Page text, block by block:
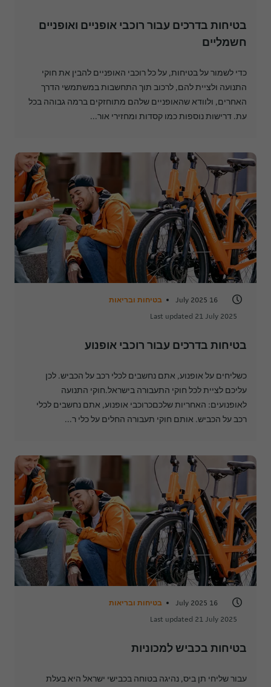
בטיחות בדרכים עבור רוכבי אופניים ואופניים
חשמליים
כדי לשמור על בטיחות, על כל רוכבי האופניים להבין את חוקי
התנועה ולציית להם, לרכוב תוך התחשבות במשתמשי הדרך
האחרים, ולוודא שהאופניים שלהם מתוחזקים ברמה גבוהה בכל
עת. דרישות נוספות כמו קסדות ומחזירי אור...
16 July 2025
בטיחות ובריאות
Last updated 21 July 2025
בטיחות בדרכים עבור רוכבי אופנוע
כשליחים על אופנוע, אתם נחשבים לכלי רכב על הכביש. לכן
עליכם לציית לכל חוקי התעבורה בישראל.חוקי התנועה
לאופנועים: האחריות שלכםכרוכבי אופנוע, אתם נחשבים לכלי
רכב על הכביש. אותם חוקי תעבורה החלים על כלי ר...
16 July 2025
בטיחות ובריאות
Last updated 21 July 2025
בטיחות בכביש למכוניות
עבור שליחי תן ביס, נהיגה בטוחה בכבישי ישראל היא בעלת